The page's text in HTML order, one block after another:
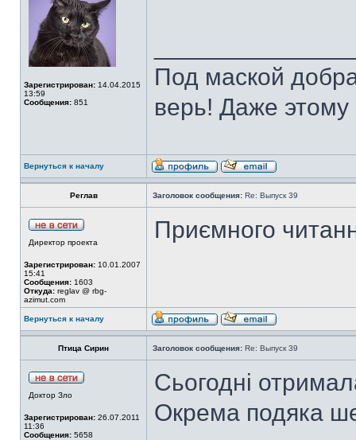
Зарегистрирован: 14.04.2015
13:59
Сообщения: 851
Под маской
верь! Даже этому
Вернуться к началу
Реглав Заголовок сообщения: Re: Выпуск 39
Директор проекта
Зарегистрирован: 10.01.2007
15:41
Сообщения: 1603
Откуда: reglav @ rbg-
azimut.com
Приємного
Вернуться к началу
Птица Сирин Заголовок сообщения: Re: Выпуск 39
Доктор Зло
Зарегистрирован: 26.07.2011
11:36
Сообщения: 5658
Сьогодні
Окрема подяка